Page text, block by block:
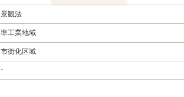
景観法
準工業地域
市街化区域
-